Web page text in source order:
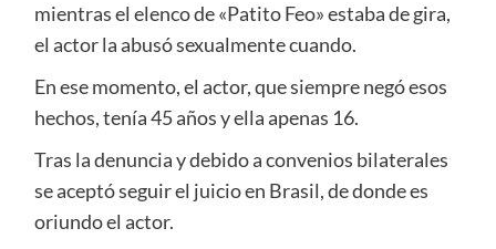
mientras el elenco de «Patito Feo» estaba de gira,
el actor la abusó sexualmente cuando.
En ese momento, el actor, que siempre negó esos
hechos, tenía 45 años y ella apenas 16.
Tras la denuncia y debido a convenios bilaterales
se aceptó seguir el juicio en Brasil, de donde es
oriundo el actor.